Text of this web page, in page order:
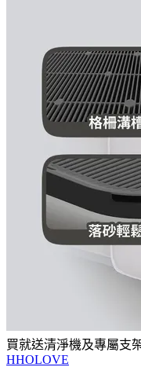
買就送清淨機及專屬支
HHOLOVE